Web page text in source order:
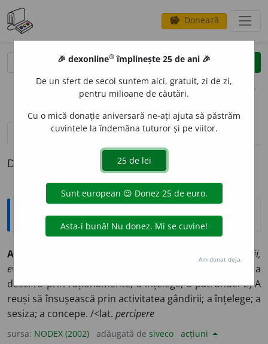
savings Donează
clear
opțiuni
definiții (1) pronunțievolume_up (50)
Definiția cu ID-ul 349301:
Explicative DEX
A PRIC
esența lucrurilor, situații,
evenimente
) 1) A fi în stare să cuprindă cu mintea; a
descifra prin raționamente; a înțelege; a pătrunde. 2) A
reuși să însușească prin activitatea gândirii; a înțelege; a
sesiza; a concepe. /<lat. percipere
sursa: NODEX (2002) adăugată de siveco acțiuni
🎉 dexonline® împlinește 25 de ani 🎉
De un sfert de secol suntem aici, gratuit, zi de zi,
pentru milioane de căutări.
Cu o mică donație aniversară ne-ați ajuta să păstrăm
cuvintele la îndemâna tuturor și pe viitor.
Am donat deja.